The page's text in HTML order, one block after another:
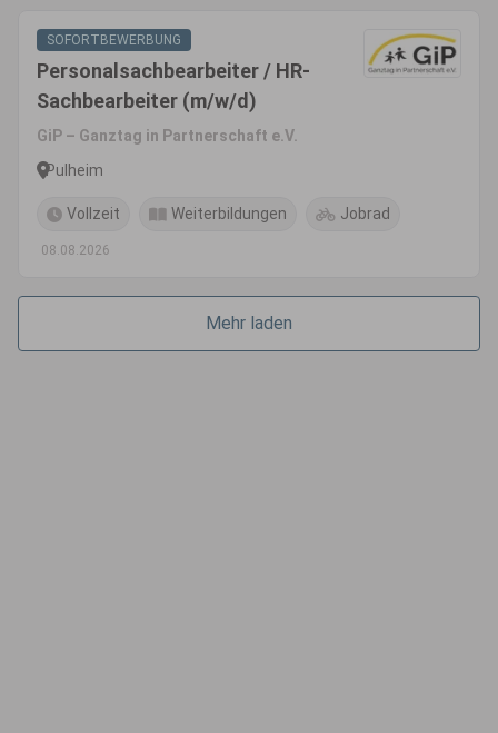
SOFORTBEWERBUNG
Personalsachbearbeiter / HR-
Sachbearbeiter (m/w/d)
GiP – Ganztag in Partnerschaft e.V.
Pulheim
Vollzeit Weiterbildungen Jobrad
08.08.2026
Mehr laden